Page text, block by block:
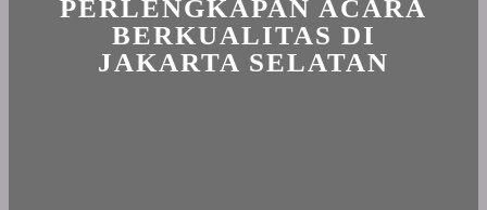
PERLENGKAPAN ACARA
BERKUALITAS DI
JAKARTA SELATAN